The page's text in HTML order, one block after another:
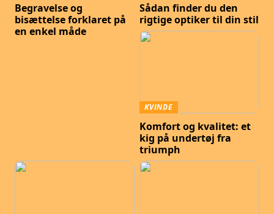
Begravelse og
bisættelse forklaret på
en enkel måde
Sådan finder du den
rigtige optiker til din stil
KVINDE
Komfort og kvalitet: et
kig på undertøj fra
triumph